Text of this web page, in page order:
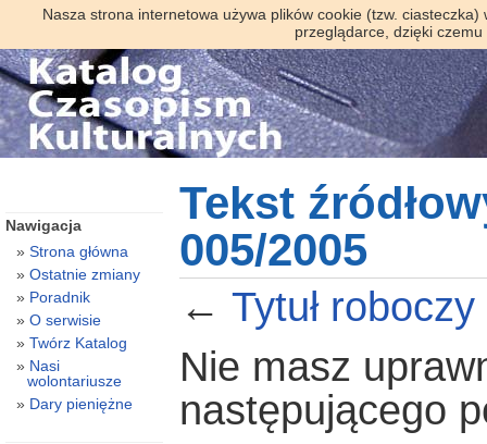
Nasza strona internetowa używa plików cookie (tzw.
przeglądarce, dzięki
Tekst
005/2005
← Tytuł
Nie masz
następującego
Nawigacja
Strona główna
Ostatnie zmiany
Poradnik
O serwisie
Twórz Katalog
Nasi
wolontariusze
Dary pieniężne